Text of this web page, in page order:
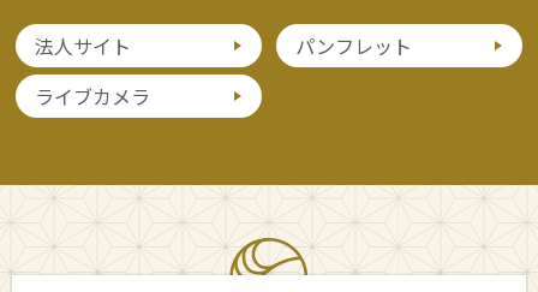
法人サイト
パンフレット
ライブカメラ